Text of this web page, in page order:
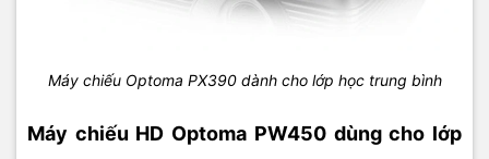
Máy chiếu Optoma PX390 dành cho lớp học trung bình
Máy chiếu HD Optoma PW450 dùng cho lớp